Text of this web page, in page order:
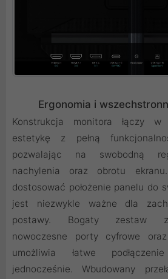
Ergonomia i
Konstrukcja monitora łączy w
estetykę z pełną
pozwalając na swobodną
nachylenia oraz obrotu
dostosować położenie panelu do
jest niezwykle ważne dla
postawy. Bogaty zestaw
nowoczesne porty cyfrowe
umożliwia łatwe
jednocześnie. Wbudowany